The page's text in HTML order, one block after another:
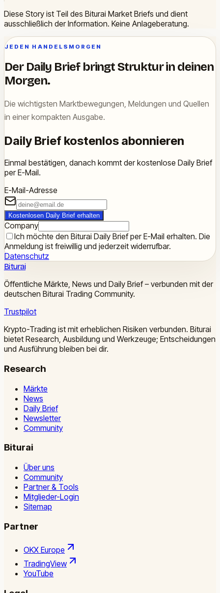
Diese Story ist Teil des Biturai Market Briefs und dient
ausschließlich der Information. Keine Anlageberatung.
JEDEN HANDELSMORGEN
Der Daily Brief bringt Struktur in deinen
Morgen.
Die wichtigsten Marktbewegungen, Meldungen und Quellen
in einer kompakten Ausgabe.
Daily Brief kostenlos abonnieren
Einmal bestätigen, danach kommt der kostenlose Daily Brief
per E-Mail.
E-Mail-Adresse
Kostenlosen Daily Brief erhalten
Company
Ich möchte den Biturai Daily Brief per E-Mail erhalten. Die
Anmeldung ist freiwillig und jederzeit widerrufbar.
Datenschutz
Biturai
Öffentliche Märkte, News und Daily Brief – verbunden mit der
deutschen Biturai Trading Community.
Trustpilot
Krypto-Trading ist mit erheblichen Risiken verbunden. Biturai
bietet Research, Ausbildung und Werkzeuge; Entscheidungen
und Ausführung bleiben bei dir.
Research
Märkte
News
Daily Brief
Newsletter
Community
Biturai
Über uns
Community
Partner & Tools
Mitglieder-Login
Sitemap
Partner
OKX Europe
TradingView
YouTube